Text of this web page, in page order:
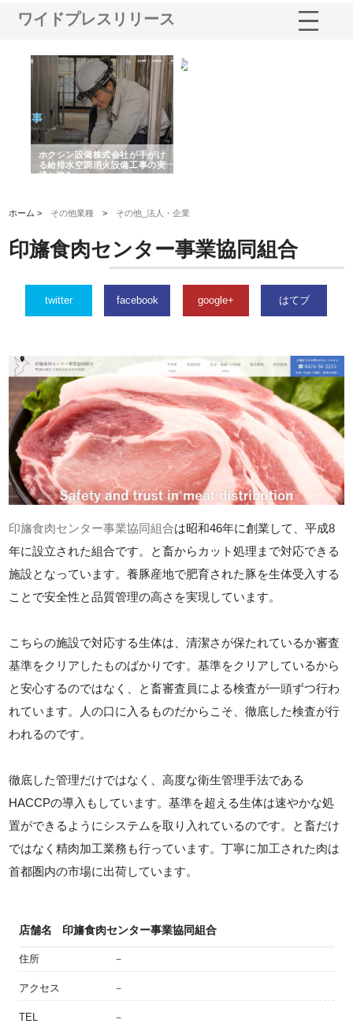
ワイドプレスリリース
ホクシン設備株式会社が手がけ
る給排水空調消火設備工事の実
績と強み
ホーム > その他業種 > その他_法人・企業
印旛食肉センター事業協同組合
twitter facebook google+ はてブ
印旛食肉センター事業協同組合は昭和46年に創業して、平成8
年に設立された組合です。と畜からカット処理まで対応できる
施設となっています。養豚産地で肥育された豚を生体受入する
ことで安全性と品質管理の高さを実現しています。
こちらの施設で対応する生体は、清潔さが保たれているか審査
基準をクリアしたものばかりです。基準をクリアしているから
と安心するのではなく、と畜審査員による検査が一頭ずつ行わ
れています。人の口に入るものだからこそ、徹底した検査が行
われるのです。
徹底した管理だけではなく、高度な衛生管理手法である
HACCPの導入もしています。基準を超える生体は速やかな処
置ができるようにシステムを取り入れているのです。と畜だけ
ではなく精肉加工業務も行っています。丁寧に加工された肉は
首都圏内の市場に出荷しています。
店舗名 印旛食肉センター事業協同組合
住所 －
アクセス －
TEL －